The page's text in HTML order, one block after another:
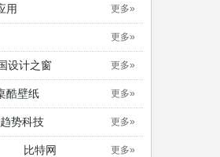
用 更多»
更多»
设计之窗 更多»
酷壁纸 更多»
趋势科技 更多»
比特网 更多»